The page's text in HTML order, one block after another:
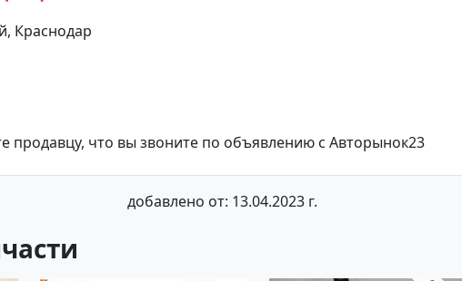
Краснодар
продавцу, что вы звоните по объявлению с Авторынок23
добавлено от: 13.04.2023 г.